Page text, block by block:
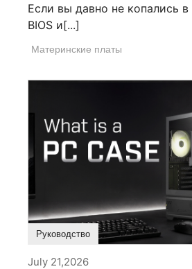
Если вы давно не копались в
BIOS и[...]
Материнские платы
Руководство
July 21,2026